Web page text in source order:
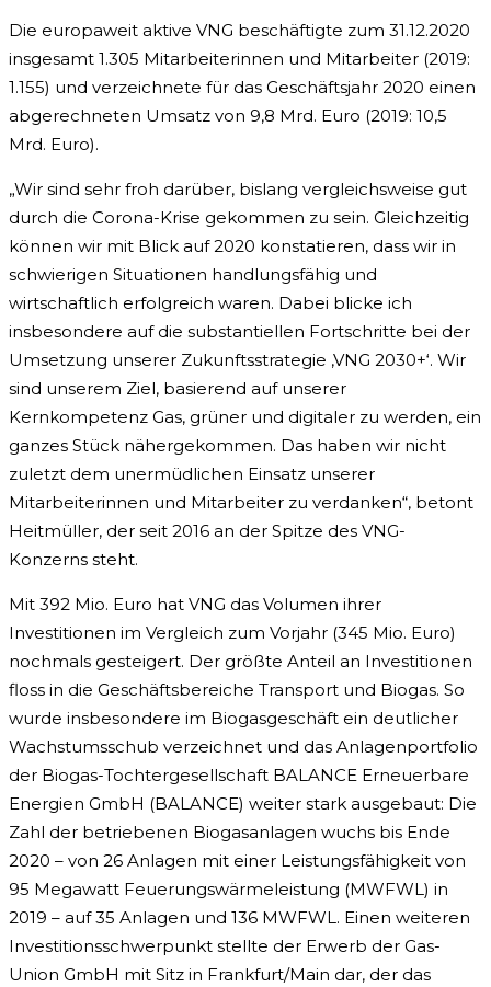
Die europaweit aktive VNG beschäftigte zum 31.12.2020
insgesamt 1.305 Mitarbeiterinnen und Mitarbeiter (2019:
1.155) und verzeichnete für das Geschäftsjahr 2020 einen
abgerechneten Umsatz von 9,8 Mrd. Euro (2019: 10,5
Mrd. Euro).
„Wir sind sehr froh darüber, bislang vergleichsweise gut
durch die Corona-Krise gekommen zu sein. Gleichzeitig
können wir mit Blick auf 2020 konstatieren, dass wir in
schwierigen Situationen handlungsfähig und
wirtschaftlich erfolgreich waren. Dabei blicke ich
insbesondere auf die substantiellen Fortschritte bei der
Umsetzung unserer Zukunftsstrategie ‚VNG 2030+‘. Wir
sind unserem Ziel, basierend auf unserer
Kernkompetenz Gas, grüner und digitaler zu werden, ein
ganzes Stück nähergekommen. Das haben wir nicht
zuletzt dem unermüdlichen Einsatz unserer
Mitarbeiterinnen und Mitarbeiter zu verdanken“, betont
Heitmüller, der seit 2016 an der Spitze des VNG-
Konzerns steht.
Mit 392 Mio. Euro hat VNG das Volumen ihrer
Investitionen im Vergleich zum Vorjahr (345 Mio. Euro)
nochmals gesteigert. Der größte Anteil an Investitionen
floss in die Geschäftsbereiche Transport und Biogas. So
wurde insbesondere im Biogasgeschäft ein deutlicher
Wachstumsschub verzeichnet und das Anlagenportfolio
der Biogas-Tochtergesellschaft BALANCE Erneuerbare
Energien GmbH (BALANCE) weiter stark ausgebaut: Die
Zahl der betriebenen Biogasanlagen wuchs bis Ende
2020 – von 26 Anlagen mit einer Leistungsfähigkeit von
95 Megawatt Feuerungswärmeleistung (MWFWL) in
2019 – auf 35 Anlagen und 136 MWFWL. Einen weiteren
Investitionsschwerpunkt stellte der Erwerb der Gas-
Union GmbH mit Sitz in Frankfurt/Main dar, der das